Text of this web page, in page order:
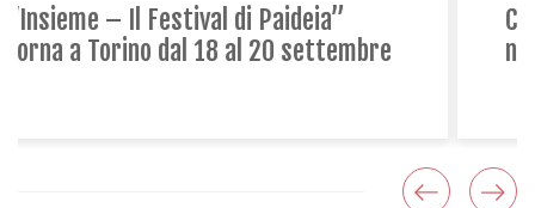
Centro Estivo Paideia: per non lasciare
nessuno indietro